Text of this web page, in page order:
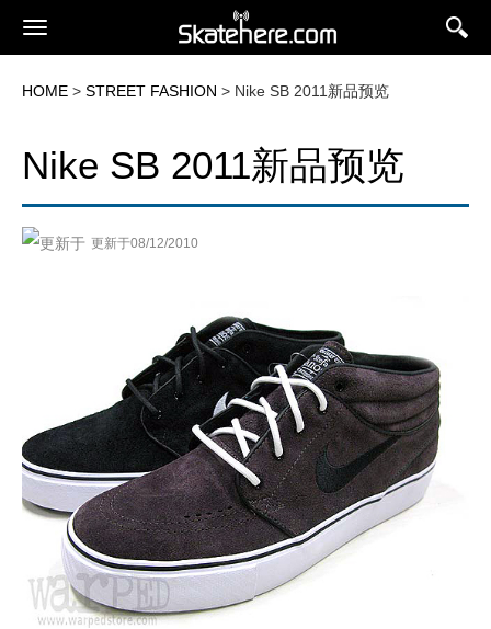
HOME > STREET FASHION > Nike SB 2011新品预览
Nike SB 2011新品预览
更新于08/12/2010